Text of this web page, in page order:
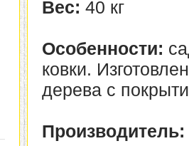
Вес: 40 кг
Особенности:
ковки.
дерева с
Производитель: